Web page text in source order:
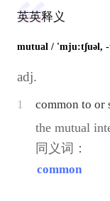
英英释义
mutual / 'mju:tʃuəl,
adj.
1 common to or
the mutual
同义词：
common